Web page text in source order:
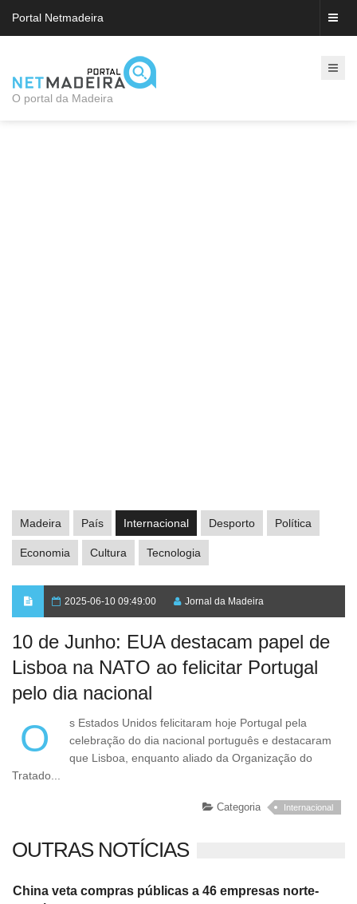
Portal Netmadeira
O portal da Madeira
Madeira País Internacional Desporto Política
Economia Cultura Tecnologia
2025-06-10 09:49:00 Jornal da Madeira
10 de Junho: EUA destacam papel de
Lisboa na NATO ao felicitar Portugal
pelo dia nacional
Os Estados Unidos felicitaram hoje Portugal pela
celebração do dia nacional português e destacaram
que Lisboa, enquanto aliado da Organização do
Tratado...
Categoria Internacional
OUTRAS NOTÍCIAS
China veta compras públicas a 46 empresas norte-